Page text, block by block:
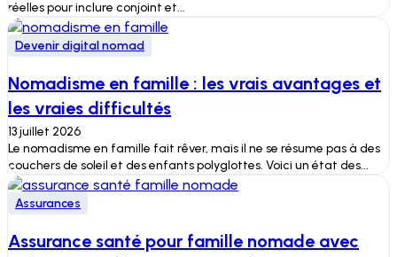
réelles pour inclure conjoint et...
Devenir digital nomad
Nomadisme en famille : les vrais avantages et
les vraies difficultés
13 juillet 2026
Le nomadisme en famille fait rêver, mais il ne se résume pas à des
couchers de soleil et des enfants polyglottes. Voici un état des...
Assurances
Assurance santé pour famille nomade avec